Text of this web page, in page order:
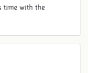
time with the